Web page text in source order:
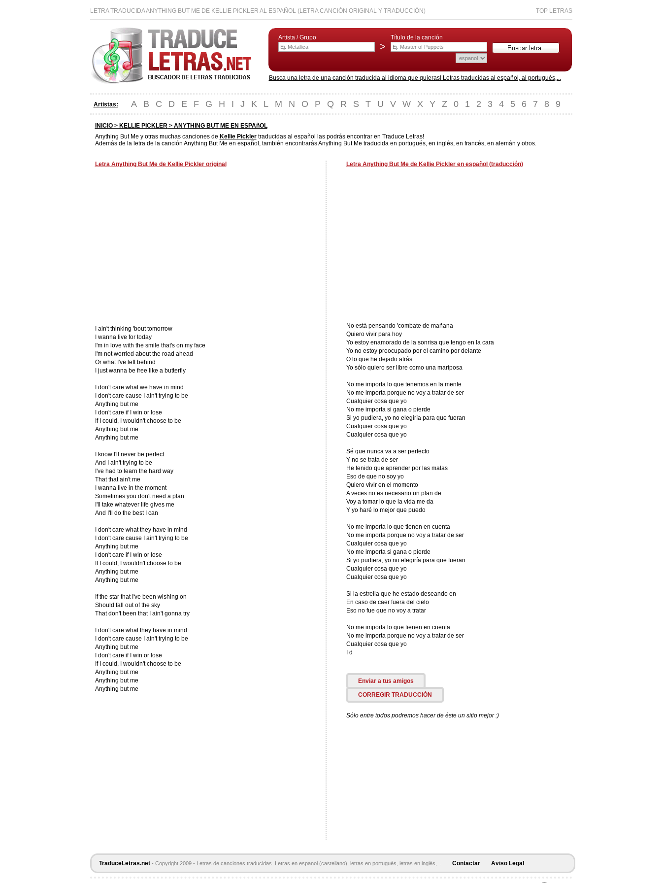
LETRA TRADUCIDA ANYTHING BUT ME DE KELLIE PICKLER AL ESPAÑOL (LETRA CANCIÓN ORIGINAL Y TRADUCCIÓN) TOP LETRAS
Artista / Grupo
>
Título de la canción
Busca una letra de una canción traducida al idioma que quieras! Letras traducidas al español, al portugués,...
Artistas: A B C D E F G H I J K L M N O P Q R S T U V W X Y Z 0 1 2 3 4 5 6 7 8 9
INICIO > KELLIE PICKLER> ANYTHING BUT ME EN ESPAñOL
Anything But Me y otras muchas canciones de Kellie Picklertraducidas al español las podrás encontrar en Traduce Letras!
Además de la letra de la canción Anything But Me en español, también encontrarás Anything But Me traducida en portugués, en inglés, en francés, en alemán y otros.
Letra Anything But Me de Kellie Pickler original
I ain't thinking 'bout tomorrow
I wanna live for today
I'm in love with the smile that's on my face
I'm not worried about the road ahead
Or what I've left behind
I just wanna be free like a butterfly
I don't care what we have in mind
I don't care cause I ain't trying to be
Anything but me
I don't care if I win or lose
If I could, I wouldn't choose to be
Anything but me
Anything but me
I know I'll never be perfect
And I ain't trying to be
I've had to learn the hard way
That that ain't me
I wanna live in the moment
Sometimes you don't need a plan
I'll take whatever life gives me
And I'll do the best I can
I don't care what they have in mind
I don't care cause I ain't trying to be
Anything but me
I don't care if I win or lose
If I could, I wouldn't choose to be
Anything but me
Anything but me
If the star that I've been wishing on
Should fall out of the sky
That don't been that I ain't gonna try
I don't care what they have in mind
I don't care cause I ain't trying to be
Anything but me
I don't care if I win or lose
If I could, I wouldn't choose to be
Anything but me
Anything but me
Anything but me
Letra Anything But Me de Kellie Pickler en español (traducción)
No está pensando 'combate de mañana
Quiero vivir para hoy
Yo estoy enamorado de la sonrisa que tengo en la cara
Yo no estoy preocupado por el camino por delante
O lo que he dejado atrás
Yo sólo quiero ser libre como una mariposa
No me importa lo que tenemos en la mente
No me importa porque no voy a tratar de ser
Cualquier cosa que yo
No me importa si gana o pierde
Si yo pudiera, yo no elegiría para que fueran
Cualquier cosa que yo
Cualquier cosa que yo
Sé que nunca va a ser perfecto
Y no se trata de ser
He tenido que aprender por las malas
Eso de que no soy yo
Quiero vivir en el momento
A veces no es necesario un plan de
Voy a tomar lo que la vida me da
Y yo haré lo mejor que puedo
No me importa lo que tienen en cuenta
No me importa porque no voy a tratar de ser
Cualquier cosa que yo
No me importa si gana o pierde
Si yo pudiera, yo no elegiría para que fueran
Cualquier cosa que yo
Cualquier cosa que yo
Si la estrella que he estado deseando en
En caso de caer fuera del cielo
Eso no fue que no voy a tratar
No me importa lo que tienen en cuenta
No me importa porque no voy a tratar de ser
Cualquier cosa que yo
I d
Enviar a tus amigos
CORREGIR TRADUCCIÓN
Sólo entre todos podremos hacer de éste un sitio mejor :)
TraduceLetras.net - Copyright 2009 - Letras de canciones traducidas. Letras en espanol (castellano), letras en portugués, letras en inglés,... Contactar Aviso Legal